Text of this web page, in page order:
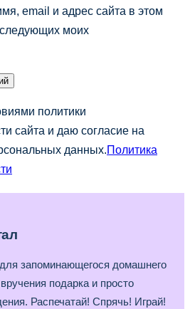
email и адрес сайта в этом
моих
политики
сайта и даю согласие на
данных. Политика
запоминающегося домашнего
подарка и просто
Распечатай! Спрячь! Играй!